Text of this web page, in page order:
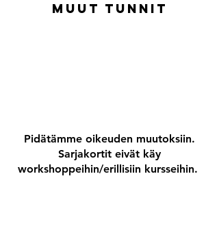
Muut tunnit
Pidätämme oikeuden muutoksiin.
Sarjakortit eivät käy
workshoppeihin/erillisiin kursseihin.